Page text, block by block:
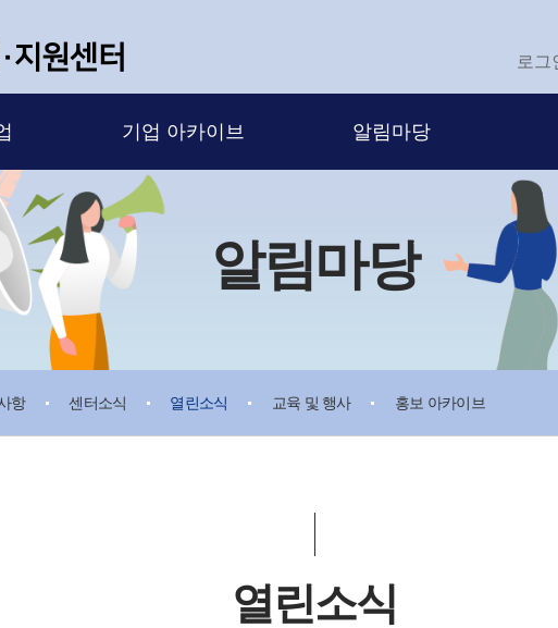
로그
기업 아카이브 알림마당
알림마당
항 센터소식 열린소식 교육 및 행사 홍보 아카이브
열린소식